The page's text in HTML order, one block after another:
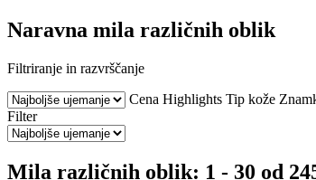
Naravna mila različnih oblik
Filtriranje in razvrščanje
Cena Highlights Tip kože
Filter
Mila različnih oblik: 1 - 30 od